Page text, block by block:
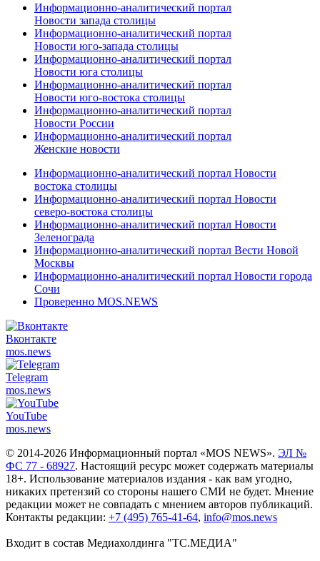
Информационно-аналитический портал
Новости запада столицы
Информационно-аналитический портал
Новости юго-запада столицы
Информационно-аналитический портал
Новости юга столицы
Информационно-аналитический портал
Новости юго-востока столицы
Информационно-аналитический портал
Новости России
Информационно-аналитический портал
Женские новости
Информационно-аналитический портал Новости
востока столицы
Информационно-аналитический портал Новости
северо-востока столицы
Информационно-аналитический портал Новости
Зеленограда
Информационно-аналитический портал Вести Новой
Москвы
Информационно-аналитический портал Новости города
Сочи
Проверенно MOS.NEWS
Вконтакте
mos.news
Telegram
mos.news
YouTube
mos.news
© 2014-2026 Информационный портал «MOS NEWS». ЭЛ №
ФС 77 - 68927. Настоящий ресурс может содержать материалы
18+. Использование материалов издания - как вам угодно,
никаких претензий со стороны нашего СМИ не будет. Мнение
редакции может не совпадать с мнением авторов публикаций.
Контакты редакции: +7 (495) 765-41-64, info@mos.news
Входит в состав Медиахолдинга "ТС.МЕДИА"